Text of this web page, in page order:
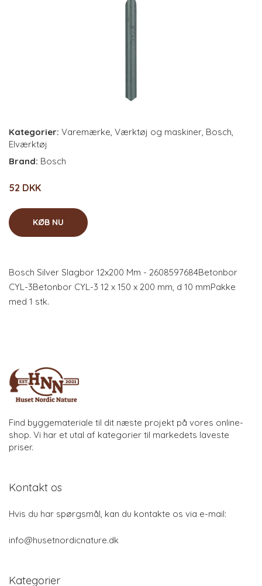
Kategorier: Varemærke, Værktøj og maskiner, Bosch,
Elværktøj
Brand: Bosch
52 DKK
KØB NU
Bosch Silver Slagbor 12x200 Mm - 2608597684Betonbor
CYL-3Betonbor CYL-3 12 x 150 x 200 mm, d 10 mmPakke
med 1 stk.
Find byggemateriale til dit næste projekt på vores online-
shop. Vi har et utal af kategorier til markedets laveste
priser.
Kontakt os
Hvis du har spørgsmål, kan du kontakte os via e-mail:
info@husetnordicnature.dk
Kategorier